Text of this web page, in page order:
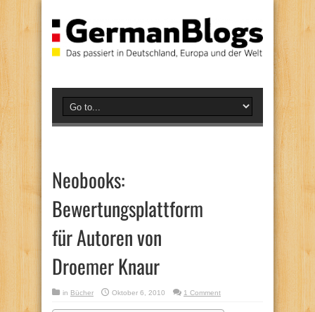
Neobooks:
Bewertungsplattform
für Autoren von
Droemer Knaur
in Bücher Oktober 6, 2010 1 Comment